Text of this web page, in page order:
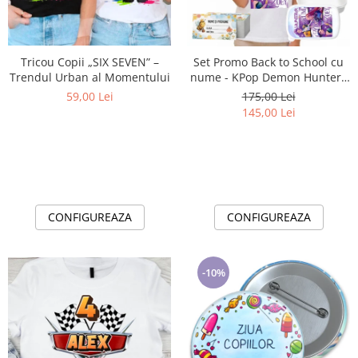
Lenjerii de pat pentru copii
Cadouri Cuplu
Fashion
Pijamale de CRACIUN
Pijamale de dama
Incaltaminte
Umbrele
Pijamale de copii
Pijamale BIG SIZE femei
Cadouri ocazii speciale
Tricouri de craciun
Tricou Copii „SIX SEVEN” –
Trendul Urban al Momentului
59,00 Lei
CONFIGUREAZA
Set Promo Back to School cu
nume - KPop Demon Hunters
- Purple Tricou + Cutie +
Bidon Personalizat pentru
copilul tău
175,00 Lei
145,00 Lei
CONFIGUREAZA
-10%